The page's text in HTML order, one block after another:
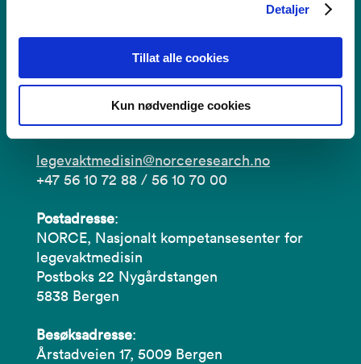
Detaljer
Tillat alle cookies
Kun nødvendige cookies
for legevaktmedisin
legevaktmedisin@norceresearch.no
+47 56 10 72 88 / 56 10 70 00
Postadresse:
NORCE, Nasjonalt kompetansesenter for
legevaktmedisin
Postboks 22 Nygårdstangen
5838 Bergen
Besøksadresse:
Årstadveien 17, 5009 Bergen